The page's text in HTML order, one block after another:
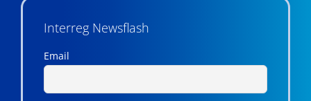
Interreg Newsflash
Email